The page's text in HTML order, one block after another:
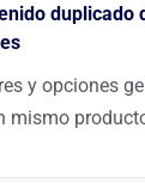
enlazado
para
duplicado
y opciones
mismo